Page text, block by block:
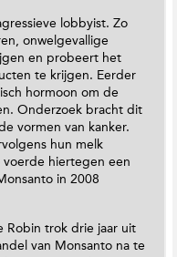
lobbyist. Zo
onwelgevallige
en probeert het
te krijgen. Eerder
hormoon om de
Onderzoek bracht dit
vormen van kanker.
hun melk
voerde hiertegen een
in 2008
Robin trok drie jaar uit
van Monsanto na te